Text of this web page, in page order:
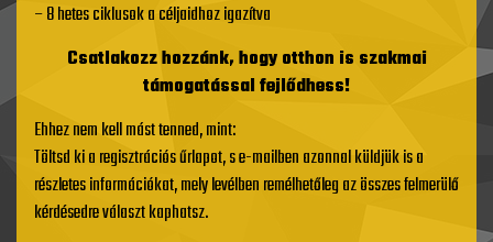
– 8 hetes ciklusok a céljaidhoz igazítva
Csatlakozz hozzánk, hogy otthon is szakmai
támogatással fejlődhess!
Ehhez nem kell mást tenned, mint:
Töltsd ki a regisztrációs űrlapot, s e-mailben azonnal küldjük is a
részletes információkat, mely levélben remélhetőleg az összes felmerülő
kérdésedre választ kaphatsz.